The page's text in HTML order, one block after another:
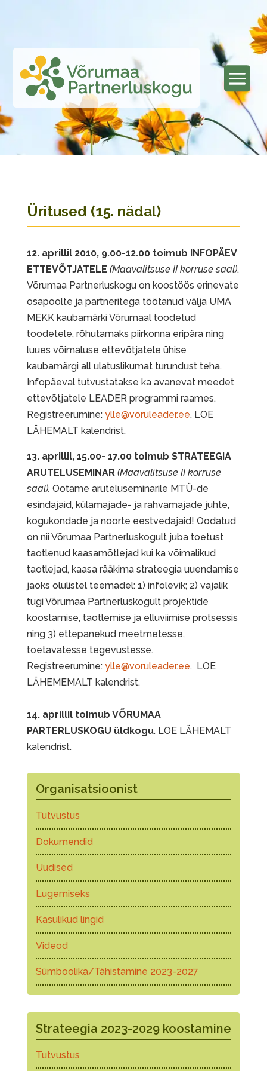
Üritused (15. nädal)
12. aprillil 2010, 9.00-12.00 toimub INFOPÄEV
ETTEVÕTJATELE (Maavalitsuse II korruse saal).
Võrumaa Partnerluskogu on koostöös erinevate
osapoolte ja partneritega töötanud välja UMA
MEKK kaubamärki Võrumaal toodetud
toodetele, rõhutamaks piirkonna eripära ning
luues võimaluse ettevõtjatele ühise
kaubamärgi all ulatuslikumat turundust teha.
Infopäeval tutvustatakse ka avanevat meedet
ettevõtjatele LEADER programmi raames.
Registreerumine: ylle@voruleader.ee. LOE
LÄHEMALT kalendrist.
13. aprillil, 15.00- 17.00 toimub STRATEEGIA
ARUTELUSEMINAR (Maavalitsuse II korruse
saal). Ootame aruteluseminarile MTÜ-de
esindajaid, külamajade- ja rahvamajade juhte,
kogukondade ja noorte eestvedajaid! Oodatud
on nii Võrumaa Partnerluskogult juba toetust
taotlenud kaasamõtlejad kui ka võimalikud
taotlejad, kaasa rääkima strateegia uuendamise
jaoks olulistel teemadel: 1) infolevik; 2) vajalik
tugi Võrumaa Partnerluskogult projektide
koostamise, taotlemise ja elluviimise protsessis
ning 3) ettepanekud meetmetesse,
toetavatesse tegevustesse.
Registreerumine: ylle@voruleader.ee. LOE
LÄHEMEMALT kalendrist.
14. aprillil toimub VÕRUMAA
PARTERLUSKOGU üldkogu. LOE LÄHEMALT
kalendrist.
Organisatsioonist
Tutvustus
Dokumendid
Uudised
Lugemiseks
Kasulikud lingid
Videod
Sümboolika/Tähistamine 2023-2027
Strateegia 2023-2029 koostamine
Tutvustus